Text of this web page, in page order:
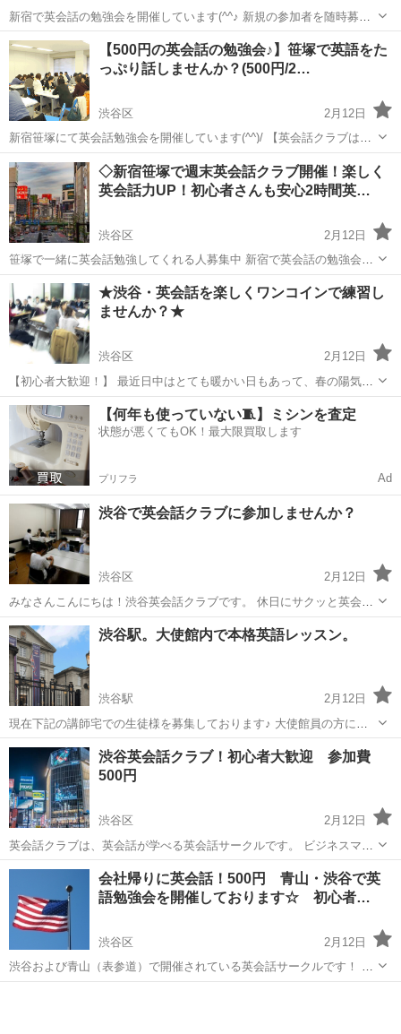
新宿で英会話の勉強会を開催しています(^^♪ 新規の参加者を随時募集
しています。 私たちと一緒に英会話を勉強しませんか？？ 京王線の笹
塚駅そばで英会話の勉強会を週末の午後に開催しています。 英会話ク
ラブは英会...
東京 渋谷区 英会話 区民
【500円の英会話の勉強会♪】笹塚で英語をた
っぷり話しませんか？(500円/2…
渋谷区
2月12日
新宿笹塚にて英会話勉強会を開催しています(^^)/ 【英会話クラブはこ
んなところ】 ・グループトークやゲームを通じて楽しく英語のお勉強
・初心者から上級者までレベル別に学習可能 ・様々な年代・性別の方
にご参加いた...
東京 渋谷区 英会話 クラブ
◇新宿笹塚で週末英会話クラブ開催！楽しく
英会話力UP！初心者さんも安心2時間英…
渋谷区
2月12日
笹塚で一緒に英会話勉強してくれる人募集中 新宿で英会話の勉強会を
しています。 新規で参加者を募集しています 私たちと一緒に英会話を
勉強しませんか！ 【初心者大歓迎！】 全くの初心者から上級者までそ
れぞれ...
東京 渋谷区 英会話 クラブ
★渋谷・英会話を楽しくワンコインで練習し
ませんか？★
渋谷区
2月12日
【初心者大歓迎！】 最近日中はとても暖かい日もあって、春の陽気は
なんとなく外へお出かけしたくなりますよね。 皆さん、今週末のご予
定は何か決まっていますか？ もし決まっていないという方、是非八王
子英会話クラブに足を運...
東京 渋谷区 英会話
【何年も使っていない🧵】ミシンを査定
状態が悪くてもOK！最大限買取します
プリフラ Ad
渋谷で英会話クラブに参加しませんか？
渋谷区
2月12日
みなさんこんにちは！渋谷英会話クラブです。 休日にサクッと英会話
の勉強をしませんか？ 英会話クラブとは、全国100か所以上に会場が
ある20年以上の歴史を持つ英会話勉強会です。 初心者から上級者まで
どんなレベルでも参...
東京 渋谷区 英会話 クラブ
渋谷駅。大使館内で本格英語レッスン。
渋谷駅
2月12日
現在下記の講師宅での生徒様を募集しております♪ 大使館員の方によ
るレッスンは人気ですぐに埋まってしまうので是非お早めにみなさん
チェックしてください＼(^o^)／ ◆ニュージーランド大使館内に住んで
いる男性講師宅で...
東京 渋谷区 渋谷駅 英会話 大使館
渋谷英会話クラブ！初心者大歓迎 参加費
500円
渋谷区
2月12日
英会話クラブは、英会話が学べる英会話サークルです。 ビジネスマン
やＯＬ、学生、主婦、シニアの方など様々な方がいらっしゃいます。
英会話レベル別なので自分に合ったレベルで英会話ができますので、
初心者の方も安心してご...
東京 渋谷区 英会話 クラブ
会社帰りに英会話！500円 青山・渋谷で英
語勉強会を開催しております☆ 初心者…
渋谷区
2月12日
渋谷および青山（表参道）で開催されている英会話サークルです！ 格
安に英会話の勉強会を行っていて、青山イングリッシュクラブは青山